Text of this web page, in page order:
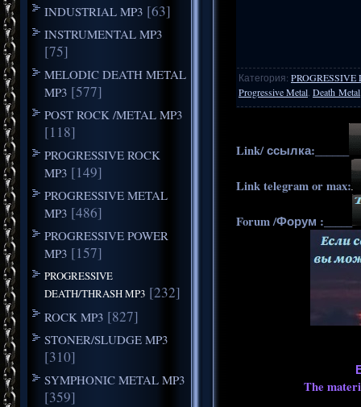
INDUSTRIAL MP3 [63]
INSTRUMENTAL MP3
[75]
MELODIC DEATH METAL
MP3 [577]
POST ROCK /METAL MP3
[118]
PROGRESSIVE ROCK
MP3 [149]
PROGRESSIVE METAL
MP3 [486]
PROGRESSIVE POWER
MP3 [157]
PROGRESSIVE
DEATH/THRASH MP3 [232]
ROCK MP3 [827]
STONER/SLUDGE MP3
[310]
SYMPHONIC METAL MP3
[359]
Категория:
Progressive Metal Death Metal
Link/ ссылка:______
Link telegram or max:
Forum /Форум :_____
The